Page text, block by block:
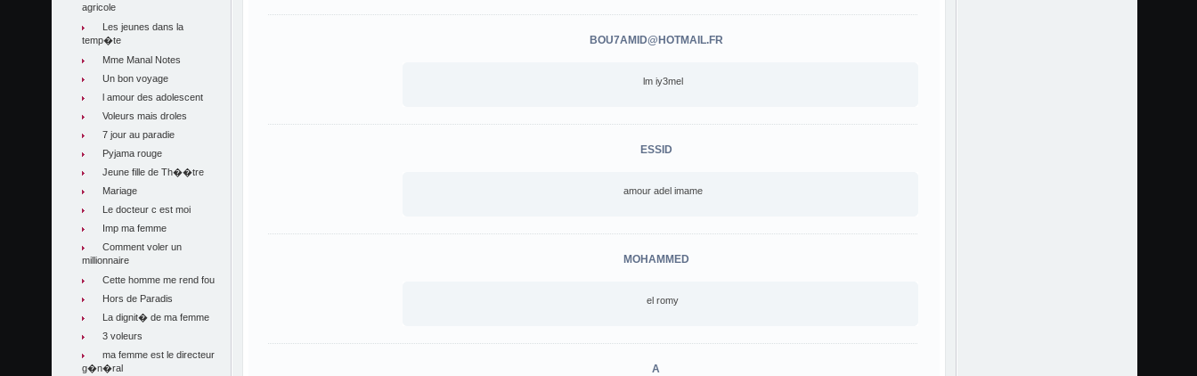
agricole
Les jeunes dans la
temp�te
Mme Manal Notes
Un bon voyage
l amour des adolescent
Voleurs mais droles
7 jour au paradie
Pyjama rouge
Jeune fille de Th��tre
Mariage
Le docteur c est moi
Imp ma femme
Comment voler un
millionnaire
Cette homme me rend fou
Hors de Paradis
La dignit� de ma femme
3 voleurs
ma femme est le directeur
g�n�ral
BOU7AMID@HOTMAIL.FR
lm iy3mel
ESSID
amour adel imame
MOHAMMED
el romy
A